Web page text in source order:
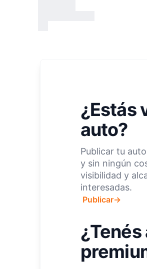
¿Estás
auto?
Publicar tu
y sin ningún
visibilidad y
interesadas.
Publicar→
¿Tenés